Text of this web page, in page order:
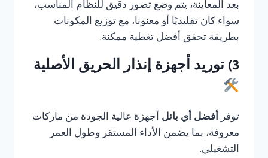
بعد المعاينة، يتم وضع تصور دقيق للنظام المناسب،
سواء كان تقليديًا أو معنونا، مع توزيع المكونات
بطريقة تحقق أفضل تغطية ممكنة.
3) توريد أجهزة إنذار الحريق الأصلية
توفر أفضل أي بانل أجهزة عالية الجودة من ماركات
معروفة، بما يضمن الأداء المستقر وطول العمر
التشغيلي.